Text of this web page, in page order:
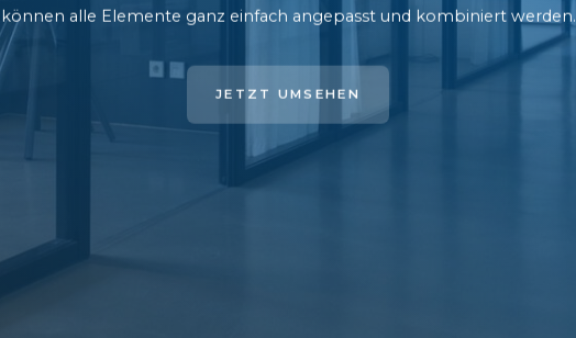
können alle Elemente ganz einfach angepasst und kombiniert werden.
JETZT UMSEHEN